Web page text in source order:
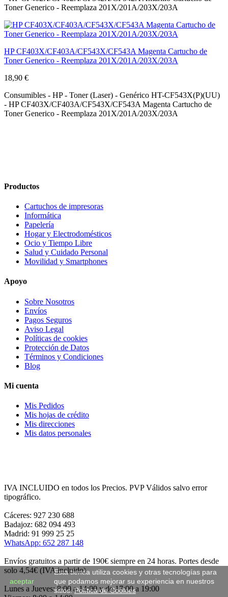
Toner Generico - Reemplaza 201X/201A/203X/203A
HP CF403X/CF403A/CF543X/CF543A Magenta Cartucho de
Toner Generico - Reemplaza 201X/201A/203X/203A
18,90 €
Consumibles - HP - Toner (Laser) - Genérico HT-CF543X(P)(UU)
- HP CF403X/CF403A/CF543X/CF543A Magenta Cartucho de
Toner Generico - Reemplaza 201X/201A/203X/203A
Productos
Cartuchos de impresoras
Informática
Papelería
Hogar y Electrodomésticos
Ocio y Tiempo Libre
Salud y Cuidado Personal
Movilidad y Smartphones
Apoyo
Sobre Nosotros
Envíos
Pagos Seguros
Aviso Legal
Políticas de cookies
Protección de Datos
Términos y Condiciones
Blog
Mi cuenta
Mis Pedidos
Mis hojas de crédito
Mis direcciones
Mis datos personales
IVA INCLUIDO en todos los Precios. PVP Válidos salvo error
tipográfico.
Cáceres: 927 230 688
Badajoz: 682 094 493
Madrid: 91 999 25 25
WhatsApp: 652 287 148
Envíos gratuitos a partir de 190€ siempre en 24 horas. Portes desde
solo 4,54€ (IVA incluido)
Lunes a Jueves: 8:00 a 14:00 y de 17:00 a 19:00
aceptar
Esta tienda utiliza cookies y otras tecnologías para
que podamos mejorar su experiencia en nuestros
sitios. Política de Cookies